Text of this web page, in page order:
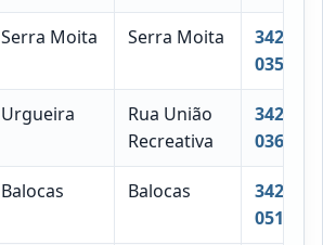
Serra Moita Serra Moita
3420-
035
Urgueira
Rua União
Recreativa
3420-
036
Balocas Balocas
3420-
051